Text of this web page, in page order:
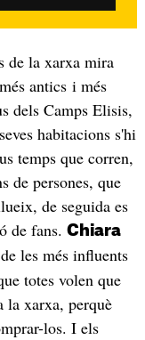
de la xarxa mira
antics i més
dels Camps Elisis,
habitacions s'hi
temps que corren,
de persones, que
de seguida es
de fans. Chiara
les més influents
totes volen que
la xarxa, perquè
los. I els